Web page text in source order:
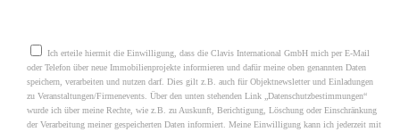
Ich erteile hiermit die Einwilligung, dass die Clavis International GmbH mich per E-Mail
oder Telefon über neue Immobilienprojekte informieren und dafür meine oben genannten Daten
speichern, verarbeiten und nutzen darf. Dies gilt z.B. auch für Objektnewsletter und Einladungen
zu Veranstaltungen/Firmenevents. Über den unten stehenden Link „Datenschutzbestimmungen“
wurde ich über meine Rechte, wie z.B. zu Auskunft, Berichtigung, Löschung oder Einschränkung
der Verarbeitung meiner gespeicherten Daten informiert. Meine Einwilligung kann ich jederzeit mit